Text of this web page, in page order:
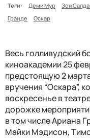
Теги:
Деми Мур Зои
Гранде
Оскар
Весь голливудский
киноакадемии 25
предстоящую 2
вручения “Оскара”,
воскресенье в
дорожке
в том числе Ариана
Майки Мэдисон,